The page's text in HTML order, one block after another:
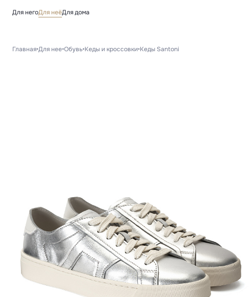
Для негоДля неёДля дома
Главная•Для нее•Обувь•Кеды и кроссовки•Кеды Santoni